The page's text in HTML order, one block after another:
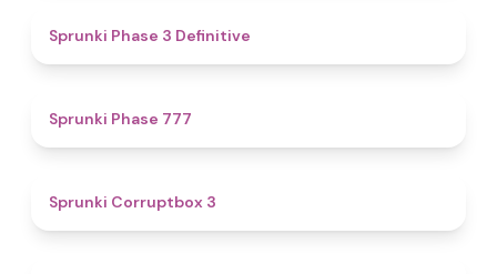
Sprunki Phase 3 Definitive
Sprunki Phase 777
Sprunki Corruptbox 3